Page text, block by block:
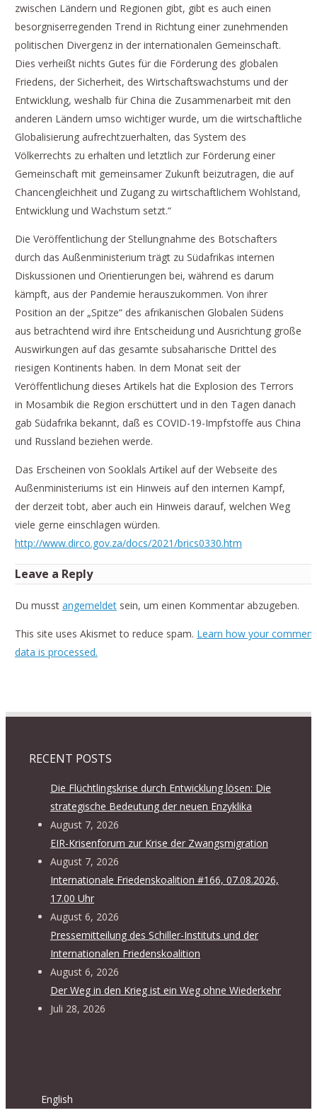
zwischen Ländern und Regionen gibt, gibt es auch einen
besorgniserregenden Trend in Richtung einer zunehmenden
politischen Divergenz in der internationalen Gemeinschaft.
Dies verheißt nichts Gutes für die Förderung des globalen
Friedens, der Sicherheit, des Wirtschaftswachstums und der
Entwicklung, weshalb für China die Zusammenarbeit mit den
anderen Ländern umso wichtiger wurde, um die wirtschaftliche
Globalisierung aufrechtzuerhalten, das System des
Völkerrechts zu erhalten und letztlich zur Förderung einer
Gemeinschaft mit gemeinsamer Zukunft beizutragen, die auf
Chancengleichheit und Zugang zu wirtschaftlichem Wohlstand,
Entwicklung und Wachstum setzt.“
Die Veröffentlichung der Stellungnahme des Botschafters
durch das Außenministerium trägt zu Südafrikas internen
Diskussionen und Orientierungen bei, während es darum
kämpft, aus der Pandemie herauszukommen. Von ihrer
Position an der „Spitze“ des afrikanischen Globalen Südens
aus betrachtend wird ihre Entscheidung und Ausrichtung große
Auswirkungen auf das gesamte subsaharische Drittel des
riesigen Kontinents haben. In dem Monat seit der
Veröffentlichung dieses Artikels hat die Explosion des Terrors
in Mosambik die Region erschüttert und in den Tagen danach
gab Südafrika bekannt, daß es COVID-19-Impfstoffe aus China
und Russland beziehen werde.
Das Erscheinen von Sooklals Artikel auf der Webseite des
Außenministeriums ist ein Hinweis auf den internen Kampf,
der derzeit tobt, aber auch ein Hinweis darauf, welchen Weg
viele gerne einschlagen würden.
http://www.dirco.gov.za/docs/2021/brics0330.htm
Leave a Reply
Du musst angemeldetsein, um einen Kommentar abzugeben.
This site uses Akismet to reduce spam. Learn how your comment
data is processed.
RECENT POSTS
Die Flüchtlingskrise durch Entwicklung lösen: Die
strategische Bedeutung der neuen Enzyklika
August 7, 2026
EIR-Krisenforum zur Krise der Zwangsmigration
August 7, 2026
Internationale Friedenskoalition #166, 07.08.2026,
17.00 Uhr
August 6, 2026
Pressemitteilung des Schiller-Instituts und der
Internationalen Friedenskoalition
August 6, 2026
Der Weg in den Krieg ist ein Weg ohne Wiederkehr
Juli 28, 2026
English